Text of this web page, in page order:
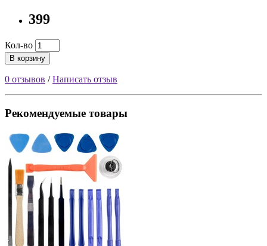
399
Кол-во
В корзину
0 отзывов /Написать отзыв
Рекомендуемые товары